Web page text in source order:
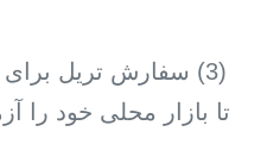
(3) سفارش تریل
تا بازار محلی خود را